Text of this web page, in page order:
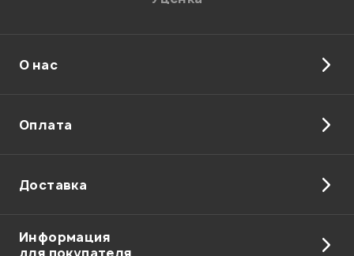
Отправить
О нас
Оплата
Доставка
Информация